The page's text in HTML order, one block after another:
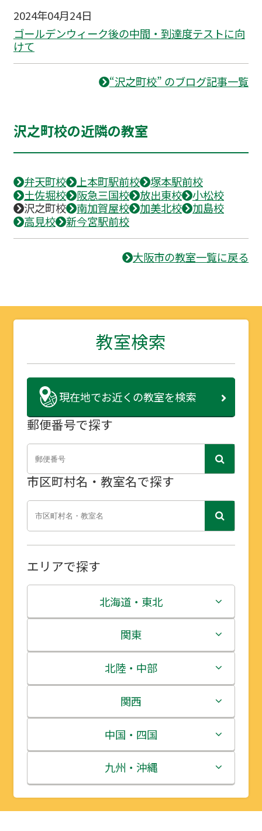
2024年04月24日
ゴールデンウィーク後の中間・到達度テストに向
けて
“沢之町校” のブログ記事一覧
沢之町校の近隣の教室
弁天町校 上本町駅前校
塚本駅前校
土佐堀校
阪急三国校 放出東校
小松校
沢之町校
南加賀屋校 加美北校
加島校
高見校
新今宮駅前校
大阪市の教室一覧に戻る
教室検索
現在地でお近くの教室を検索
郵便番号で探す
市区町村名・教室名で探す
エリアで探す
北海道・東北
北海道
青森県
岩手県
宮城県
秋田県
山形県
関東
茨城県
栃木県
群馬県
埼玉県
千葉県
北陸・中部
新潟県
富山県
石川県
福井県
関西
三重県
滋賀県
京都府
中国・四国
鳥取県
島根県
九州・沖縄
福岡県